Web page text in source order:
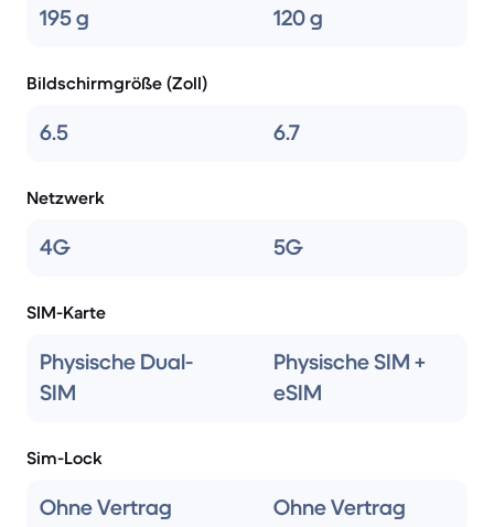
195 g 120 g
Bildschirmgröße (Zoll)
6.5 6.7
Netzwerk
4G 5G
SIM-Karte
Physische Dual-
SIM
Physische SIM +
eSIM
Sim-Lock
Ohne Vertrag Ohne Vertrag